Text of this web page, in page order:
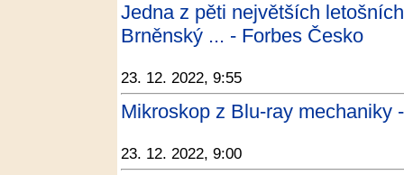
Jedna z pěti největších
Brněnský ... - Forbes Česko
23. 12. 2022, 9:55
Mikroskop z Blu-ray mechaniky
23. 12. 2022, 9:00